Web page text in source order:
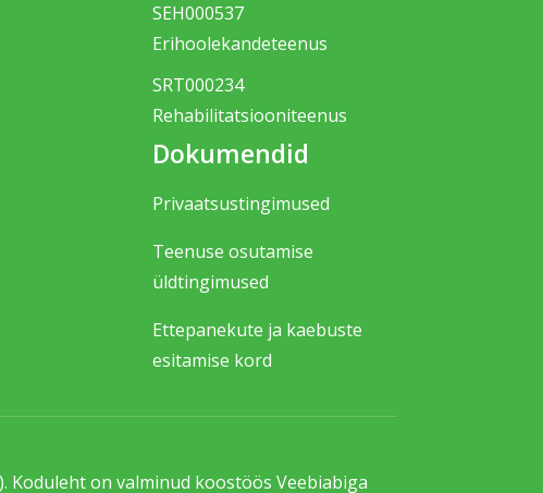
SEH000537
Erihoolekandeteenus
SRT000234
Rehabilitatsiooniteenus
Dokumendid
Privaatsustingimused
Teenuse osutamise
üldtingimused
Ettepanekute ja kaebuste
esitamise kord
Koduleht on valminud koostöös Veebiabiga